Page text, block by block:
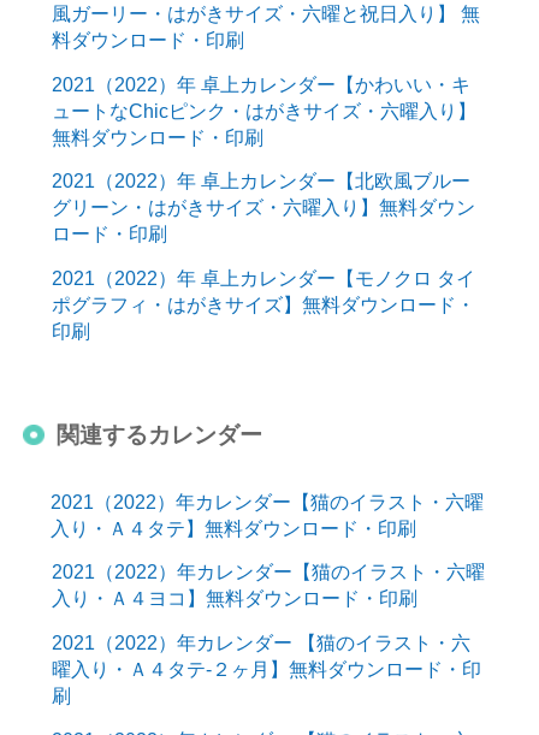
風ガーリー・はがきサイズ・六曜と祝日入り】 無
料ダウンロード・印刷
2021（2022）年 卓上カレンダー【かわいい・キ
ュートなChicピンク・はがきサイズ・六曜入り】
無料ダウンロード・印刷
2021（2022）年 卓上カレンダー【北欧風ブルー
グリーン・はがきサイズ・六曜入り】無料ダウン
ロード・印刷
2021（2022）年 卓上カレンダー【モノクロ タイ
ポグラフィ・はがきサイズ】無料ダウンロード・
印刷
関連するカレンダー
2021（2022）年カレンダー【猫のイラスト・六曜
入り・Ａ４タテ】無料ダウンロード・印刷
2021（2022）年カレンダー【猫のイラスト・六曜
入り・Ａ４ヨコ】無料ダウンロード・印刷
2021（2022）年カレンダー 【猫のイラスト・六
曜入り・Ａ４タテ-２ヶ月】無料ダウンロード・印
刷